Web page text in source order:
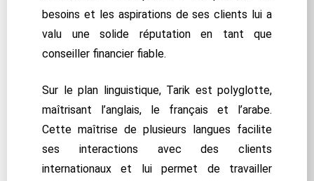
besoins et les aspirations de ses clients lui a
valu une solide réputation en tant que
conseiller financier fiable.
Sur le plan linguistique, Tarik est polyglotte,
maîtrisant l’anglais, le français et l’arabe.
Cette maîtrise de plusieurs langues facilite
ses interactions avec des clients
internationaux et lui permet de travailler